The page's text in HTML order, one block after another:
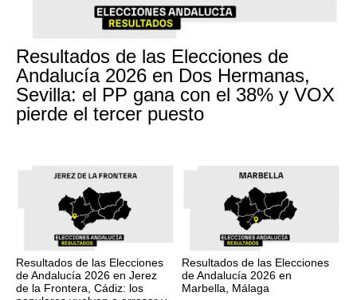
Resultados de las Elecciones de
Andalucía 2026 en Dos Hermanas,
Sevilla: el PP gana con el 38% y VOX
pierde el tercer puesto
Resultados de las Elecciones
de Andalucía 2026 en Jerez
de la Frontera, Cádiz: los
Resultados de las Elecciones
de Andalucía 2026 en
Marbella, Málaga